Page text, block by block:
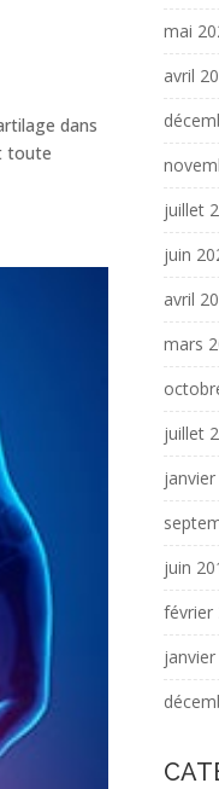
dans
toute
mai
avril
juillet
juin
avril
mars
juillet
juin
février